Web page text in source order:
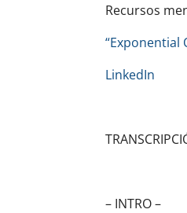
Recursos
“Exponential
LinkedIn
– INTRO –